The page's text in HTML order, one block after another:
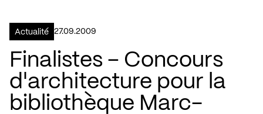
Actualité 27.09.2009
Finalistes – Concours
d'architecture pour la
bibliothèque Marc-